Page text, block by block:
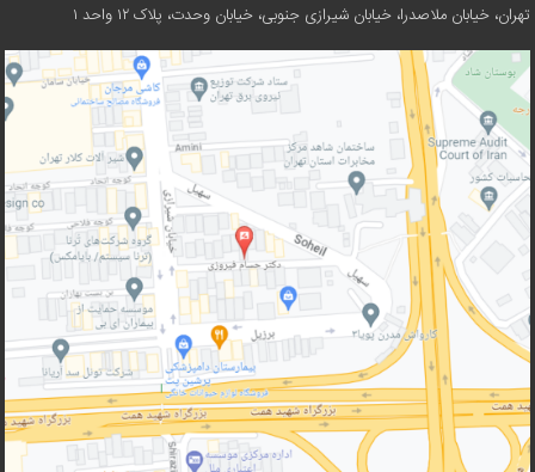
تهران، خیابان ملاصدرا، خیابان شیرازی جنوبی، خیابان وحدت، پلاک ۱۲ واحد ۱